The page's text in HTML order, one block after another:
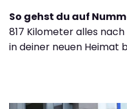
So gehst du auf
817 Kilometer alles
in deiner neuen Heimat